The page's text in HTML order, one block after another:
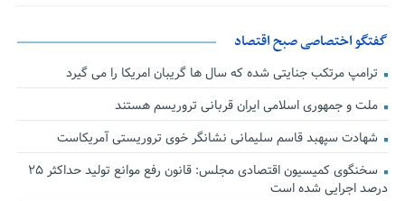
گفتگو اختصاصی صبح اقتصاد
ترامپ مرتکب جنایتی شده که سال ها گریبان امریکا را می گیرد
ملت و جمهوری اسلامی ایران قربانی تروریسم هستند
شهادت سپهبد قاسم سلیمانی نشانگر خوی تروریستی آمریکاست
سخنگوی کمیسیون اقتصادی مجلس: قانون رفع موانع تولید حداکثر ۲۵
درصد اجرایی شده است